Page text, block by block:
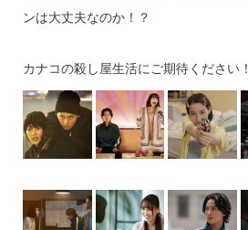
ンは大丈夫なのか！？
カナコの殺し屋生活にご期待ください！